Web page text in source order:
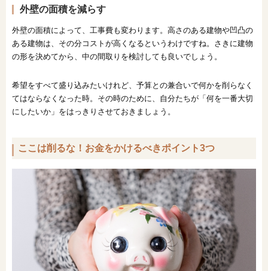
外壁の面積を減らす
外壁の面積によって、工事費も変わります。高さのある建物や凹凸の
ある建物は、その分コストが高くなるというわけですね。さきに建物
の形を決めてから、中の間取りを検討しても良いでしょう。
希望をすべて盛り込みたいけれど、予算との兼合いで何かを削らなく
てはならなくなった時。その時のために、自分たちが「何を一番大切
にしたいか」をはっきりさせておきましょう。
ここは削るな！お金をかけるべきポイント3つ